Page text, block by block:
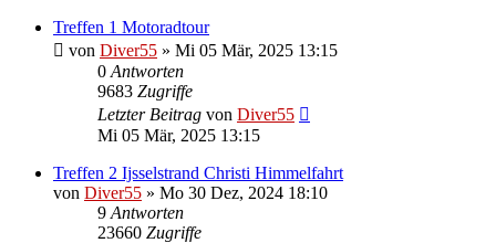
Treffen 1 Motoradtour
von Diver55 » Mi 05 Mär, 2025 13:15
0 Antworten
9683 Zugriffe
Letzter Beitrag von Diver55
Mi 05 Mär, 2025 13:15
Treffen 2 Ijsselstrand Christi Himmelfahrt
von Diver55 » Mo 30 Dez, 2024 18:10
9 Antworten
23660 Zugriffe